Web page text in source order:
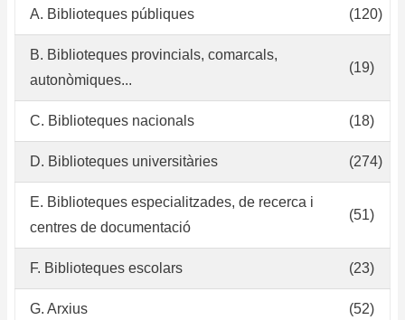
A. Biblioteques públiques (120)
B. Biblioteques provincials, comarcals,
autonòmiques...
(19)
C. Biblioteques nacionals (18)
D. Biblioteques universitàries (274)
E. Biblioteques especialitzades, de recerca i
centres de documentació
(51)
F. Biblioteques escolars (23)
G. Arxius (52)